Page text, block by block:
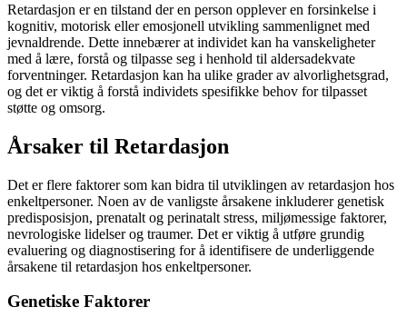
Retardasjon er en tilstand der en person opplever en forsinkelse i
kognitiv, motorisk eller emosjonell utvikling sammenlignet med
jevnaldrende. Dette innebærer at individet kan ha vanskeligheter
med å lære, forstå og tilpasse seg i henhold til aldersadekvate
forventninger. Retardasjon kan ha ulike grader av alvorlighetsgrad,
og det er viktig å forstå individets spesifikke behov for tilpasset
støtte og omsorg.
Årsaker til Retardasjon
Det er flere faktorer som kan bidra til utviklingen av retardasjon hos
enkeltpersoner. Noen av de vanligste årsakene inkluderer genetisk
predisposisjon, prenatalt og perinatalt stress, miljømessige faktorer,
nevrologiske lidelser og traumer. Det er viktig å utføre grundig
evaluering og diagnostisering for å identifisere de underliggende
årsakene til retardasjon hos enkeltpersoner.
Genetiske Faktorer